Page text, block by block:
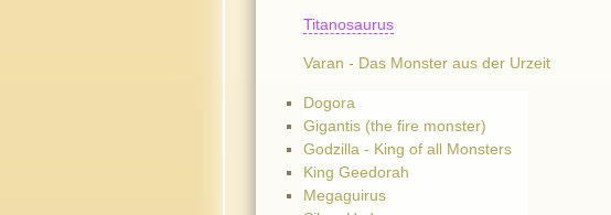
Titanosaurus
Varan - Das Monster aus der Urzeit
Dogora
Gigantis (the fire monster)
Godzilla - King of all Monsters
King Geedorah
Megaguirus